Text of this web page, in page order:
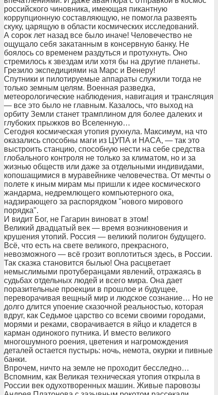
российского чиновника, имеющая пикантную
коррупционную составляющую, не помогла развеять
скуку, царящую в области космических исследований.
А сорок лет назад все было иначе! Человечество не
ощущало себя закатанным в консервную банку. Не
боялось со временем раздуться и протухнуть. Оно
стремилось к звездам или хотя бы на другие планеты.
Грезило экспедициями на Марс и Венеру!
Спутники и пилотируемые аппараты служили тогда не
только земным целям. Военная разведка,
метеорологические наблюдения, навигация и трансляция
— все это было не главным. Казалось, что выход на
орбиту Земли станет трамплином для более далеких и
глубоких прыжков во Вселенную…
Сегодня космическая утопия рухнула. Максимум, на что
оказались способны маги из ЦУПА и НАСА, — так это
выстроить станцию, способную нести на себе средства
глобального контроля не только за климатом, но и за
жизнью обществ или даже за отдельными индивидами,
копошащимися в муравейнике человечества. От мечты о
полете к иным мирам мы пришли к идее космического
жандарма, недремлющего компьютерного ока,
надзирающего за распорядком "нового мирового
порядка".
И видит Бог, не Гагарин виноват в этом!
Великий двадцатый век — время возникновения и
крушения утопий. Россия — великий полигон будущего.
Всё, что есть на свете великого, прекрасного,
невозможного — всё грозит воплотиться здесь, в России.
Так сказка становится былью! Она расцветает
немыслимыми протуберанцами явлений, отражаясь в
судьбах отдельных людей и всего мира. Она дает
поразительные проекции в прошлое и будущее,
переворачивая вещный мир и людское сознание… Но не
долго длится упоение сказочной реальностью, которая
вдруг, как Седьмое царство со всеми своими городами,
морями и реками, сворачивается в яйцо и кладется в
карман одинокого путника. И вместо великого
многошумного роения, цветения и нагромождения
деталей остается пустырь: ночь, немота, окурки и пивные
банки.
Впрочем, ничто на земле не проходит бесследно…
Вспомним, как Великая техническая утопия открыла в
России век одухотворенных машин. Живые паровозы